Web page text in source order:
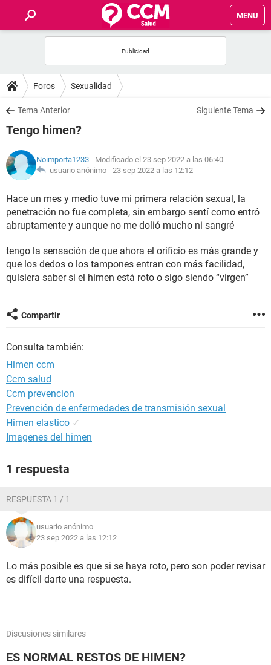
MENU
FOROS
SALUD
FAMILIA
NUTRICIÓN
BIENESTAR
SEXUALIDAD
GLOSARIO
Foros Sexualidad
Tema Anterior Siguiente Tema
Tengo himen?
Noimporta1233 - Modificado el 23 sep 2022 a las 06:40
usuario anónimo - 23 sep 2022 a las 12:12
Hace un mes y medio tuve mi primera relación sexual, la
penetración no fue completa, sin embargo sentí como entró
abruptamente y aunque no me dolió mucho ni sangré
tengo la sensación de que ahora el orificio es más grande y
que los dedos o los tampones entran con más facilidad,
quisiera saber si el himen está roto o sigo siendo “virgen”
Compartir
Consulta también:
Himen ccm
Ccm salud
Ccm prevencion
Prevención de enfermedades de transmisión sexual
Himen elastico ✓
Imagenes del himen
1 respuesta
RESPUESTA 1 / 1
usuario anónimo
23 sep 2022 a las 12:12
Lo más posible es que si se haya roto, pero son poder revisar
es difícil darte una respuesta.
Discusiones similares
ES NORMAL RESTOS DE HIMEN?